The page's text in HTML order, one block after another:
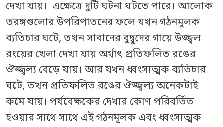
দেখা যায়। এক্ষেত্রে দুটি ঘটনা ঘটতে পারে। আলোক
তরঙ্গগুলোর উপরিপাতনের ফলে যখন গঠনমূলক
ব্যতিচার ঘটে, তখন সাবানের বুদ্বুদের গায়ে উজ্জ্বল
রংয়ের খেলা দেখা যায় অর্থাৎ প্রতিফলিত রঙের
ঔজ্জ্বল্য বেড়ে যায়। আর যখন ধ্বংসাত্মক ব্যতিচার
ঘটে, তখন প্রতিফলিত রঙের ঔজ্জ্বল্য অনেকটাই
কমে যায়। পর্যবেক্ষকের দেখার কোণ পরিবর্তিত
হওয়ার সাথে সাথে এই গঠনমূলক এবং ধ্বংসাত্মক